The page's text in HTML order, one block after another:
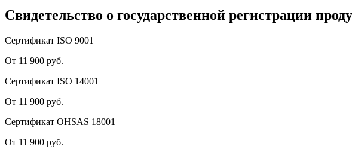
Свидетельство о государственной регистрации
Сертификат ISO 9001
От 11 900 руб.
Сертификат ISO 14001
От 11 900 руб.
Сертификат OHSAS 18001
От 11 900 руб.